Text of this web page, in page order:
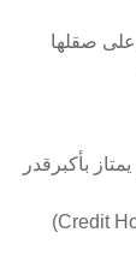
على صقلها
بأكبرقدر
الفصلي(semester)ونظام الساعات المعتمدة (Credit Hours)